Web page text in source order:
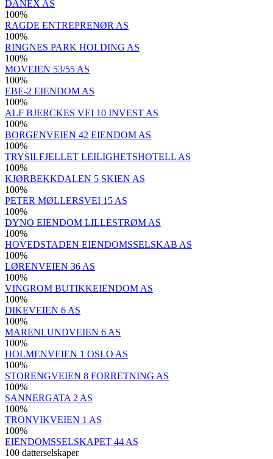
DANEX AS
100%
RAGDE ENTREPRENØR AS
100%
RINGNES PARK HOLDING AS
100%
MOVEIEN 53/55 AS
100%
EBE-2 EIENDOM AS
100%
ALF BJERCKES VEI 10 INVEST AS
100%
BORGENVEIEN 42 EIENDOM AS
100%
TRYSILFJELLET LEILIGHETSHOTELL AS
100%
KJØRBEKKDALEN 5 SKIEN AS
100%
PETER MØLLERSVEI 15 AS
100%
DYNO EIENDOM LILLESTRØM AS
100%
HOVEDSTADEN EIENDOMSSELSKAB AS
100%
LØRENVEIEN 36 AS
100%
VINGROM BUTIKKEIENDOM AS
100%
DIKEVEIEN 6 AS
100%
MARENLUNDVEIEN 6 AS
100%
HOLMENVEIEN 1 OSLO AS
100%
STORENGVEIEN 8 FORRETNING AS
100%
SANNERGATA 2 AS
100%
TRONVIKVEIEN 1 AS
100%
EIENDOMSSELSKAPET 44 AS
100 datterselskaper